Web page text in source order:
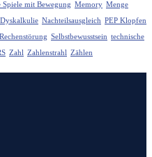
Spiele mit Bewegung Memory Menge
Nachteilsausgleich PEP Klopfen
Selbstbewusstsein technische
Zahl Zahlenstrahl Zählen